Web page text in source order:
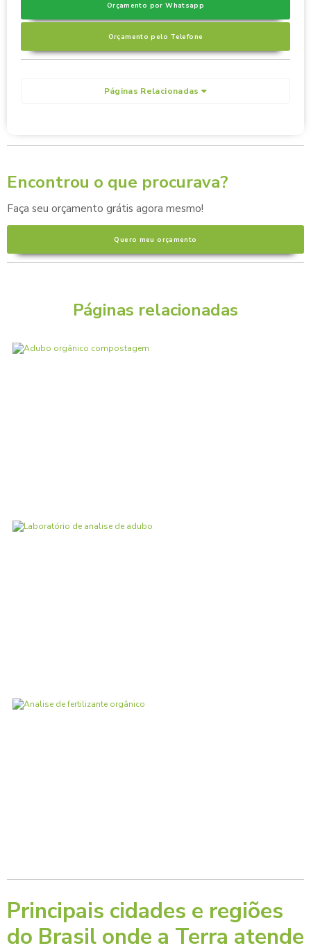
Orçamento por Whatsapp
Orçamento pelo Telefone
Páginas Relacionadas
Encontrou o que procurava?
Faça seu orçamento grátis agora mesmo!
Quero meu orçamento
Páginas relacionadas
Principais cidades e regiões
do Brasil onde a Terra atende